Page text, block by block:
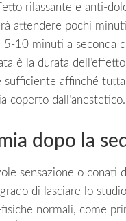
rilassante e anti-
attendere pochi minuti
5-10 minuti a seconda
è la durata
sufficiente affinché
coperto dall’anestetico.
dopo la
sensazione o conati
di lasciare lo
normali, come